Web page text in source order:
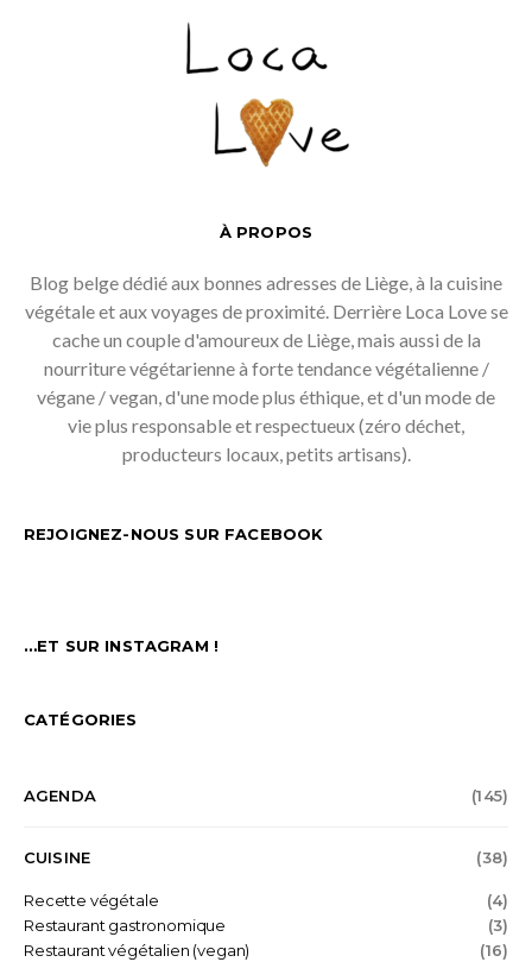
À PROPOS
Blog belge dédié aux bonnes adresses de Liège, à la cuisine
végétale et aux voyages de proximité. Derrière Loca Love se
cache un couple d'amoureux de Liège, mais aussi de la
nourriture végétarienne à forte tendance végétalienne /
végane / vegan, d'une mode plus éthique, et d'un mode de
vie plus responsable et respectueux (zéro déchet,
producteurs locaux, petits artisans).
REJOIGNEZ-NOUS SUR FACEBOOK
…ET SUR INSTAGRAM !
CATÉGORIES
AGENDA (145)
CUISINE (38)
Recette végétale
(4)
Restaurant gastronomique
(3)
Restaurant végétalien (vegan)
(16)